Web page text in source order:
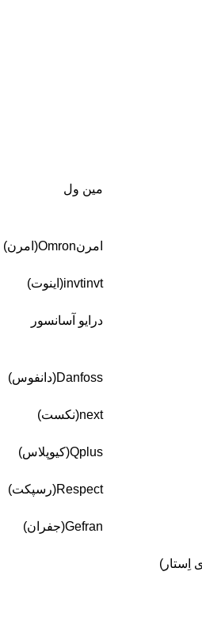
مین ول
امرنOmron(امرن)
invtinvt(اینوت)
درایو آسانسور
Danfoss(دانفوس)
next(نکست)
Qplus(کیوپلاس)
Respect(رسپکت)
Gefran(جفران)